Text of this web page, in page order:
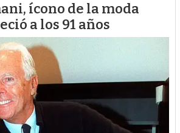
ícono de la moda
a los 91 años